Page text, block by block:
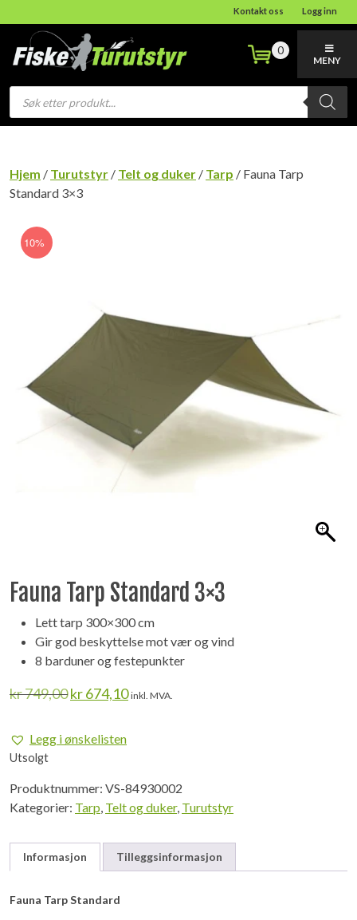
Kontakt oss Logg inn
Products
search
0
MENY
Hjem / Turutstyr / Telt og duker / Tarp / Fauna Tarp
Standard 3×3
10%
Fauna Tarp Standard 3×3
Lett tarp 300×300 cm
Gir god beskyttelse mot vær og vind
8 barduner og festepunkter
kr749,00 Opprinnelig
kr 749,00.
kr674,10Nåværende
inkl. MVA.
Legg i ønskelisten
Utsolgt
Produktnummer: VS-84930002
Kategorier: Tarp, Telt og duker, Turutstyr
Informasjon Tilleggsinformasjon
Fauna Tarp Standard